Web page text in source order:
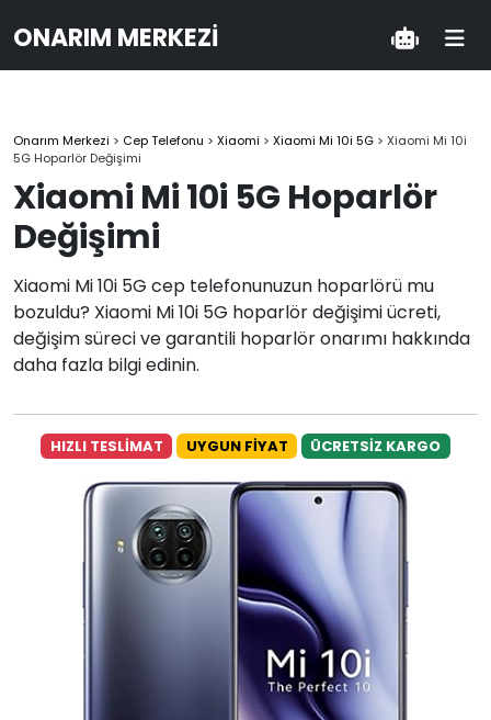
ONARIM MERKEZI
Onarım Merkezi > Cep Telefonu > Xiaomi > Xiaomi Mi 10i 5G > Xiaomi Mi 10i
5G Hoparlör Değişimi
Xiaomi Mi 10i 5G Hoparlör
Değişimi
Xiaomi Mi 10i 5G cep telefonunuzun hoparlörü mu
bozuldu? Xiaomi Mi 10i 5G hoparlör değişimi ücreti,
değişim süreci ve garantili hoparlör onarımı hakkında
daha fazla bilgi edinin.
HIZLI TESLİMAT UYGUN FİYAT ÜCRETSİZ KARGO